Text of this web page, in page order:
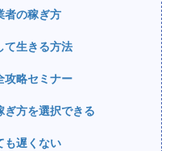
者の稼ぎ方
て生きる方法
攻略セミナー
ぎ方を選択できる
も遅くない